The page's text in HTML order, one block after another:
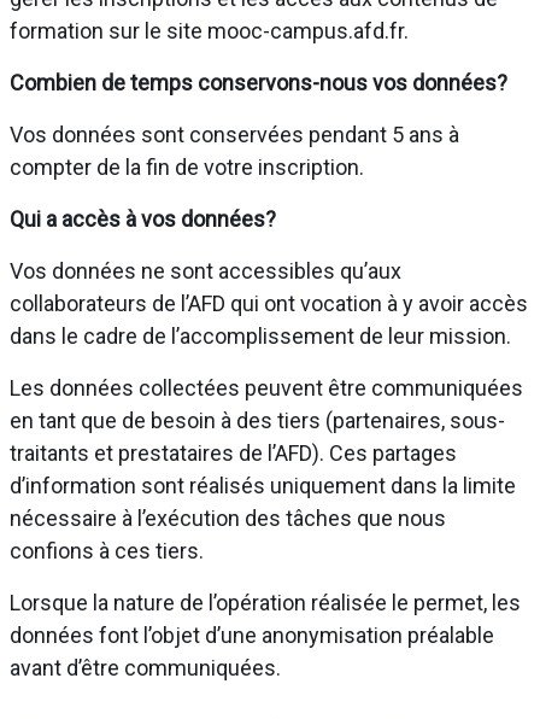
formation sur le site mooc-campus.afd.fr.
Combien de temps conservons-nous vos données?
Vos données sont conservées pendant 5 ans à
compter de la fin de votre inscription.
Qui a accès à vos données?
Vos données ne sont accessibles qu’aux
collaborateurs de l’AFD qui ont vocation à y avoir accès
dans le cadre de l’accomplissement de leur mission.
Les données collectées peuvent être communiquées
en tant que de besoin à des tiers (partenaires, sous-
traitants et prestataires de l’AFD). Ces partages
d’information sont réalisés uniquement dans la limite
nécessaire à l’exécution des tâches que nous
confions à ces tiers.
Lorsque la nature de l’opération réalisée le permet, les
données font l’objet d’une anonymisation préalable
avant d’être communiquées.